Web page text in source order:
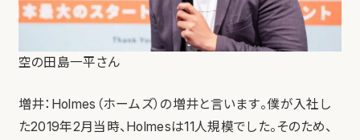
空の田島一平さん
増井：Holmes（ホームズ）の増井と言います。僕が入社し
た2019年2月当時、Holmesは11人規模でした。そのため、